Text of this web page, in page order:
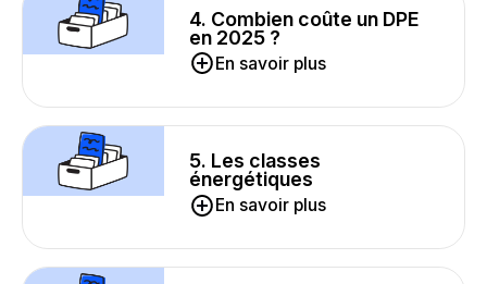
4. Combien coûte un DPE
en 2025 ?
En savoir plus
5. Les classes
énergétiques
En savoir plus